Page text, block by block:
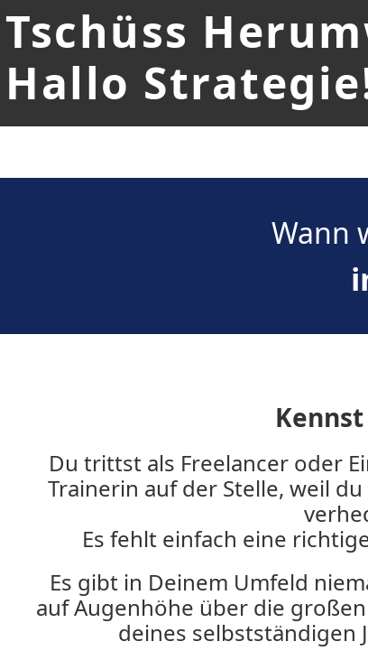
Tschüss
Hallo
Wann
Du trittst als Freelancer oder
Trainerin auf der Stelle, weil
Es fehlt einfach eine
Es gibt in Deinem Umfeld
auf Augenhöhe über die
deines selbstständigen